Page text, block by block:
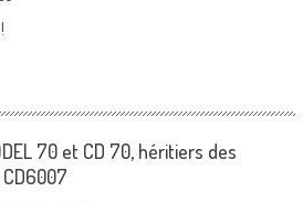
70 et CD 70, héritiers des